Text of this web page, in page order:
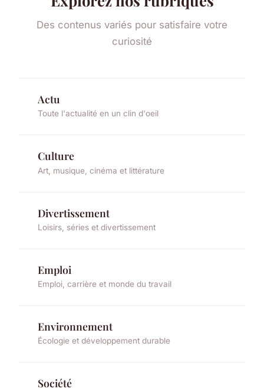
Des contenus variés pour satisfaire votre
curiosité
Actu
Toute l'actualité en un clin d'oeil
Culture
Art, musique, cinéma et littérature
Divertissement
Loisirs, séries et divertissement
Emploi
Emploi, carrière et monde du travail
Environnement
Écologie et développement durable
Société